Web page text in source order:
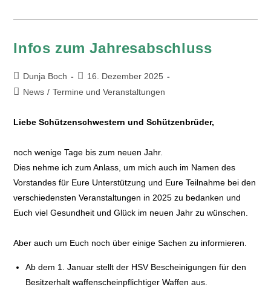
Infos zum Jahresabschluss
Dunja Boch
16. Dezember 2025
News / Termine und Veranstaltungen
Liebe Schützenschwestern und Schützenbrüder,
noch wenige Tage bis zum neuen Jahr.
Dies nehme ich zum Anlass, um mich auch im Namen des
Vorstandes für Eure Unterstützung und Eure Teilnahme bei den
verschiedensten Veranstaltungen in 2025 zu bedanken und
Euch viel Gesundheit und Glück im neuen Jahr zu wünschen.
Aber auch um Euch noch über einige Sachen zu informieren.
Ab dem 1. Januar stellt der HSV Bescheinigungen für den
Besitzerhalt waffenscheinpflichtiger Waffen aus.